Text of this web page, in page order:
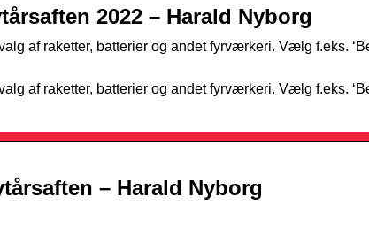
2022 – Harald Nyborg
af raketter, batterier og andet fyrværkeri. Vælg f.eks.
af raketter, batterier og andet fyrværkeri. Vælg f.eks.
– Harald Nyborg